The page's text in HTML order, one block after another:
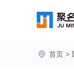
首页 >